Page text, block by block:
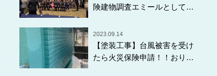
険建物調査エミールとして参
2023.09.14
【塗装工事】台風被害を受け
たら火災保険申請！！おりた